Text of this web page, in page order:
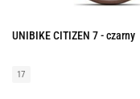
UNIBIKE CITIZEN 7 - czarny
17